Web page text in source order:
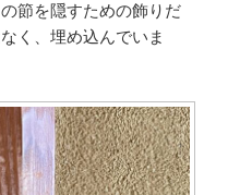
節を隠すための飾りだ
く、埋め込んでいま